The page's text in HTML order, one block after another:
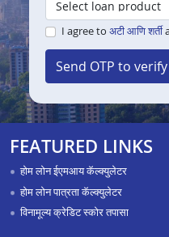
I agree to अटी आणि शर्ती
Send OTP to
FEATURED LINKS
होम लोन ईएमआय कॅल्क्युलेटर
होम लोन पात्रता कॅल्क्युलेटर
विनामूल्य क्रेडिट स्कोर तपासा